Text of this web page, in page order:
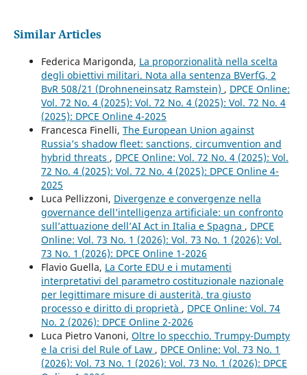
Similar Articles
Federica Marigonda, La proporzionalità nella scelta
degli obiettivi militari. Nota alla sentenza BVerfG, 2
BvR 508/21 (Drohneneinsatz Ramstein) , DPCE Online:
Vol. 72 No. 4 (2025): Vol. 72 No. 4 (2025): Vol. 72 No. 4
(2025): DPCE Online 4-2025
Francesca Finelli, The European Union against
Russia’s shadow fleet: sanctions, circumvention and
hybrid threats , DPCE Online: Vol. 72 No. 4 (2025): Vol.
72 No. 4 (2025): Vol. 72 No. 4 (2025): DPCE Online 4-
2025
Luca Pellizzoni, Divergenze e convergenze nella
governance dell’intelligenza artificiale: un confronto
sull’attuazione dell’AI Act in Italia e Spagna , DPCE
Online: Vol. 73 No. 1 (2026): Vol. 73 No. 1 (2026): Vol.
73 No. 1 (2026): DPCE Online 1-2026
Flavio Guella, La Corte EDU e i mutamenti
interpretativi del parametro costituzionale nazionale
per legittimare misure di austerità, tra giusto
processo e diritto di proprietà , DPCE Online: Vol. 74
No. 2 (2026): DPCE Online 2-2026
Luca Pietro Vanoni, Oltre lo specchio. Trumpy-Dumpty
e la crisi del Rule of Law , DPCE Online: Vol. 73 No. 1
(2026): Vol. 73 No. 1 (2026): Vol. 73 No. 1 (2026): DPCE